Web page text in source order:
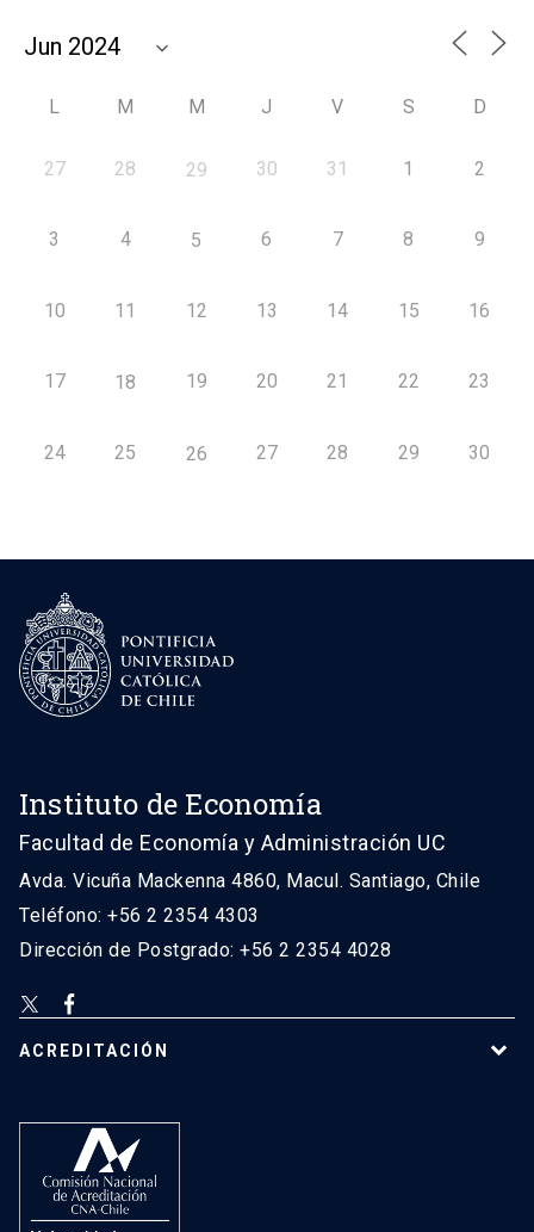
L M M J V S D
27 28 29 30 31 1 2
3 4 5 6 7 8 9
10 11 12 13 14 15 16
17 18 19 20 21 22 23
24 25 26 27 28 29 30
Instituto de Economía
Facultad de Economía y Administración UC
Avda. Vicuña Mackenna 4860, Macul. Santiago, Chile
Teléfono: +56 2 2354 4303
Dirección de Postgrado: +56 2 2354 4028
ACREDITACIÓN